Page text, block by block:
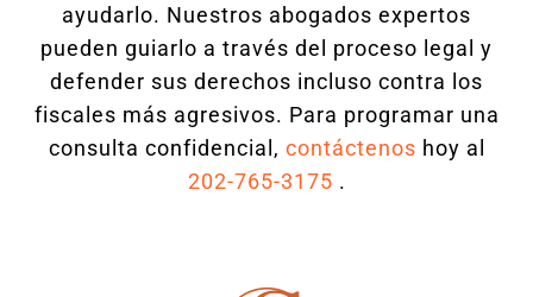
ayudarlo. Nuestros abogados expertos
pueden guiarlo a través del proceso legal y
defender sus derechos incluso contra los
fiscales más agresivos. Para programar una
consulta confidencial, contáctenos hoy al
202-765-3175 .